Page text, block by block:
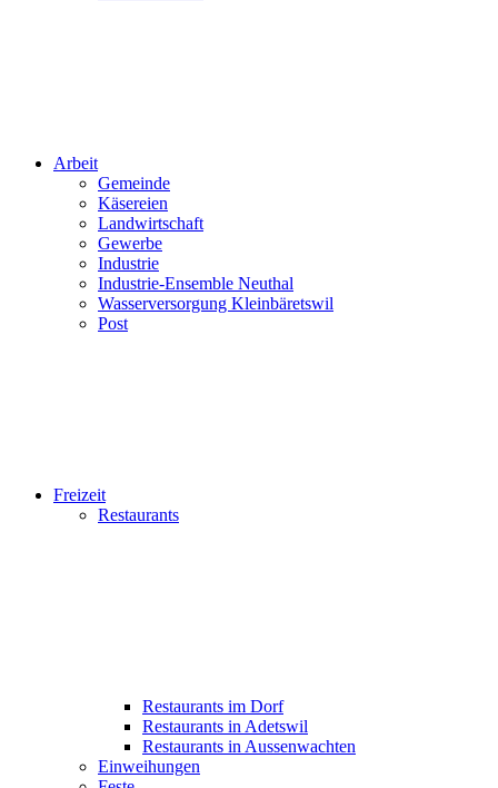
Arbeit
Gemeinde
Käsereien
Landwirtschaft
Gewerbe
Industrie
Industrie-Ensemble Neuthal
Wasserversorgung Kleinbäretswil
Post
Freizeit
Restaurants
Restaurants im Dorf
Restaurants in Adetswil
Restaurants in Aussenwachten
Einweihungen